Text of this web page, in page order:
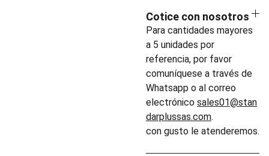
Cotice con nosotros
Para cantidades mayores
a 5 unidades por
referencia, por favor
comuníquese a través de
Whatsapp o al correo
electrónico sales01@stan
darplussas.com.
con gusto le atenderemos.